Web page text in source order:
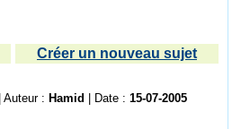
Créer un nouveau sujet
| Auteur : Hamid | Date : 15-07-2005